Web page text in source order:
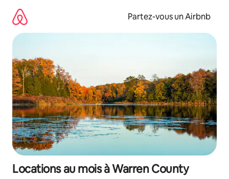
directement
contenu
Partez-vous un Airbnb
Locations au mois à Warren County